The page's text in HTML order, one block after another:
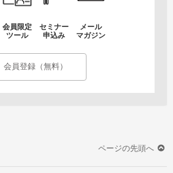
会員限定
ツール
セミナー
申込み
メール
マガジン
会員登録（無料）
ページの先頭へ